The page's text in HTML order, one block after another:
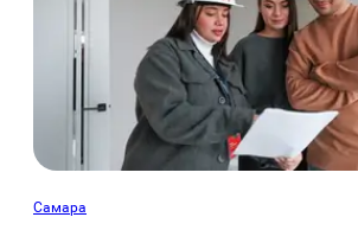
Самара